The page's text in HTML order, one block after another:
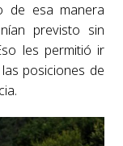
de esa manera
previsto sin
les permitió ir
posiciones de